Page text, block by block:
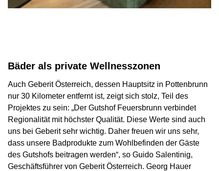
Bäder als private Wellnesszonen
Auch Geberit Österreich, dessen Hauptsitz in Pottenbrunn
nur 30 Kilometer entfernt ist, zeigt sich stolz, Teil des
Projektes zu sein: „Der Gutshof Feuersbrunn verbindet
Regionalität mit höchster Qualität. Diese Werte sind auch
uns bei Geberit sehr wichtig. Daher freuen wir uns sehr,
dass unsere Badprodukte zum Wohlbefinden der Gäste
des Gutshofs beitragen werden“, so Guido Salentinig,
Geschäftsführer von Geberit Österreich. Georg Hauer